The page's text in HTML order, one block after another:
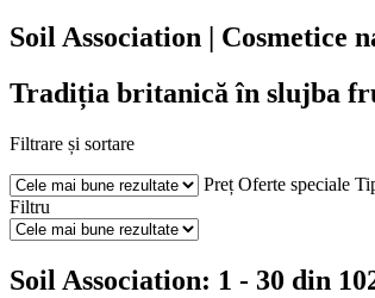
Soil Association | Cosmetice
Tradiția britanică în slujba
Filtrare și sortare
Preț Oferte speciale
Filtru
Soil Association: 1 - 30 din